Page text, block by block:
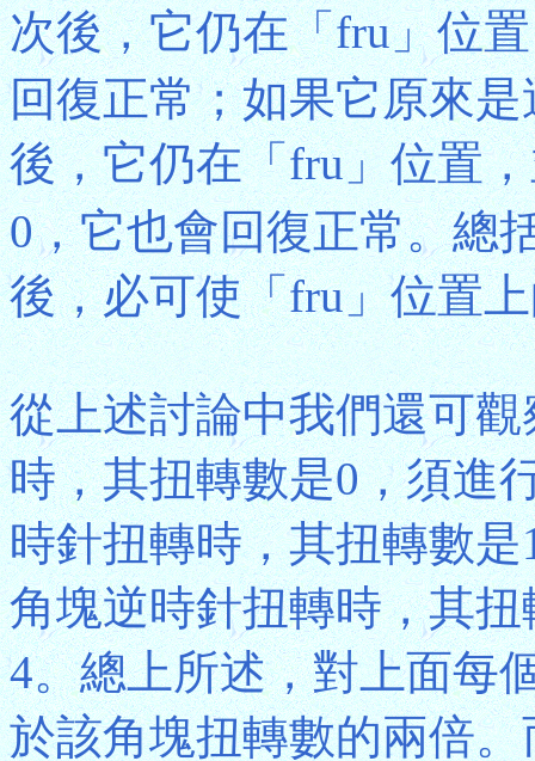
次後，它仍在「fru」位
回復正常；如果它原來
後，它仍在「fru」位置
0，它也會回復正常。總
後，必可使「fru」位置
從上述討論中我們還可
時，其扭轉數是0，須進
時針扭轉時，其扭轉數
角塊逆時針扭轉時，其
4。總上所述，對上面每
於該角塊扭轉數的兩倍